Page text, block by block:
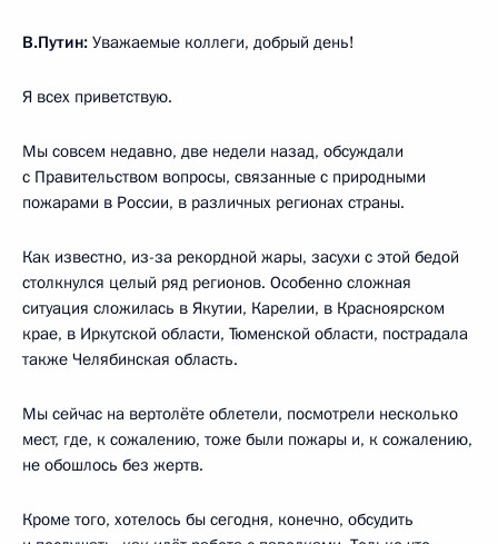
В.Путин: Уважаемые коллеги, добрый день!
Я всех приветствую.
Мы совсем недавно, две недели назад, обсуждали
с Правительством вопросы, связанные с природными
пожарами в России, в различных регионах страны.
Как известно, из-за рекордной жары, засухи с этой бедой
столкнулся целый ряд регионов. Особенно сложная
ситуация сложилась в Якутии, Карелии, в Красноярском
крае, в Иркутской области, Тюменской области, пострадала
также Челябинская область.
Мы сейчас на вертолёте облетели, посмотрели несколько
мест, где, к сожалению, тоже были пожары и, к сожалению,
не обошлось без жертв.
Кроме того, хотелось бы сегодня, конечно, обсудить